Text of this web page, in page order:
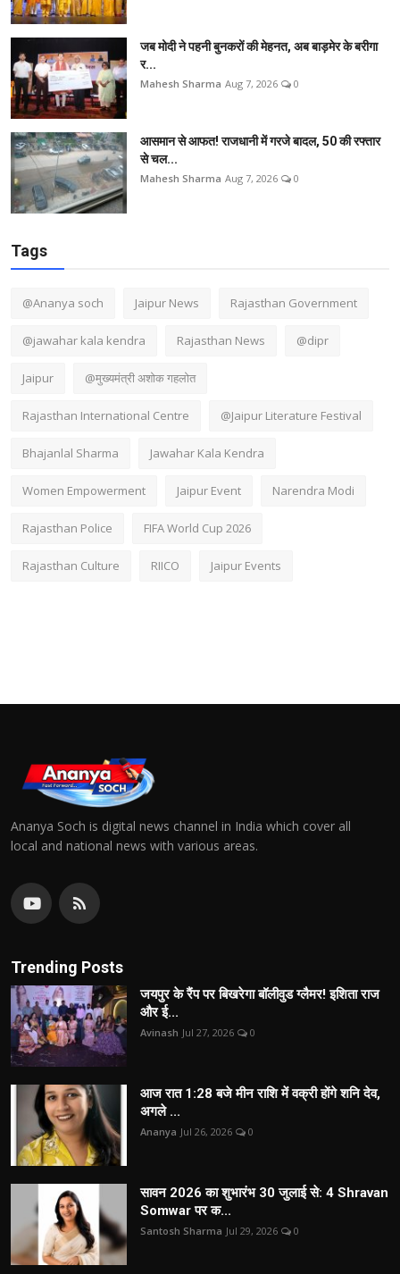
जब मोदी ने पहनी बुनकरों की मेहनत, अब बाड़मेर के बरीगा
र...
Mahesh Sharma Aug 7, 2026 0
आसमान से आफत! राजधानी में गरजे बादल, 50 की रफ्तार
से चल...
Mahesh Sharma Aug 7, 2026 0
Tags
@Ananya soch Jaipur News Rajasthan Government
@jawahar kala kendra Rajasthan News @dipr
Jaipur @मुख्यमंत्री अशोक गहलोत
Rajasthan International Centre @Jaipur Literature Festival
Bhajanlal Sharma Jawahar Kala Kendra
Women Empowerment Jaipur Event Narendra Modi
Rajasthan Police FIFA World Cup 2026
Rajasthan Culture RIICO Jaipur Events
Ananya Soch is digital news channel in India which cover all
local and national news with various areas.
Trending Posts
जयपुर के रैंप पर बिखरेगा बॉलीवुड ग्लैमर! इशिता राज
और ई...
Avinash Jul 27, 2026 0
आज रात 1:28 बजे मीन राशि में वक्री होंगे शनि देव,
अगले ...
Ananya Jul 26, 2026 0
सावन 2026 का शुभारंभ 30 जुलाई से: 4 Shravan
Somwar पर क...
Santosh Sharma Jul 29, 2026 0